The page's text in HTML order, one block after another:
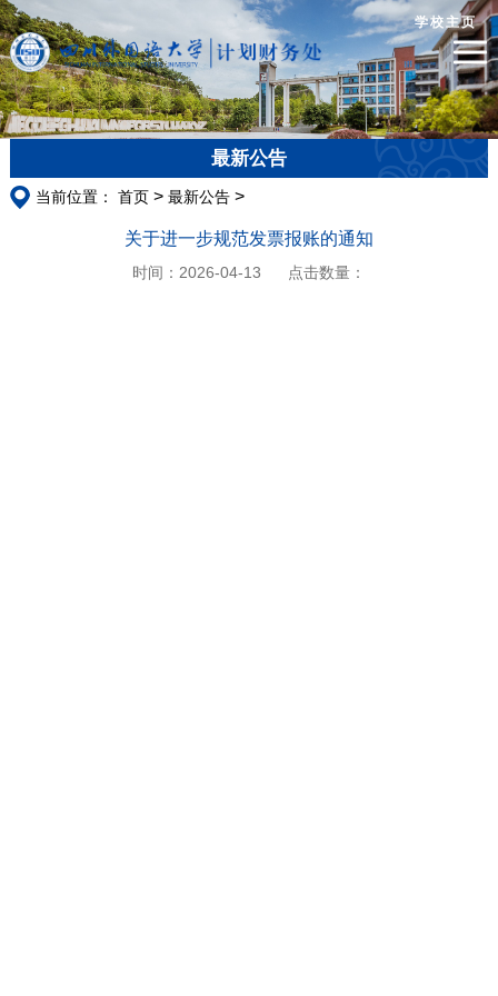
学校主页
最新公告
当前位置： 首页> 最新公告>
关于进一步规范发票报账的通知
时间：2026-04-13 点击数量：